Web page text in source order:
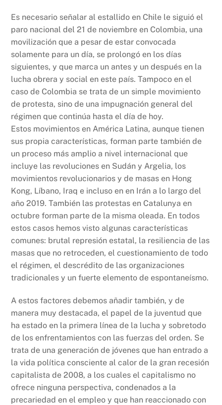
Es necesario señalar al estallido en Chile le siguió el
paro nacional del 21 de noviembre en Colombia, una
movilización que a pesar de estar convocada
solamente para un día, se prolongó en los días
siguientes, y que marca un antes y un después en la
lucha obrera y social en este país. Tampoco en el
caso de Colombia se trata de un simple movimiento
de protesta, sino de una impugnación general del
régimen que continúa hasta el día de hoy.
Estos movimientos en América Latina, aunque tienen
sus propia características, forman parte también de
un proceso más amplio a nivel internacional que
incluye las revoluciones en Sudán y Argelia, los
movimientos revolucionarios y de masas en Hong
Kong, Líbano, Iraq e incluso en en Irán a lo largo del
año 2019. También las protestas en Catalunya en
octubre forman parte de la misma oleada. En todos
estos casos hemos visto algunas características
comunes: brutal represión estatal, la resiliencia de las
masas que no retroceden, el cuestionamiento de todo
el régimen, el descrédito de las organizaciones
tradicionales y un fuerte elemento de espontaneísmo.
A estos factores debemos añadir también, y de
manera muy destacada, el papel de la juventud que
ha estado en la primera línea de la lucha y sobretodo
de los enfrentamientos con las fuerzas del orden. Se
trata de una generación de jóvenes que han entrado a
la vida política consciente al calor de la gran recesión
capitalista de 2008, a los cuales el capitalismo no
ofrece ninguna perspectiva, condenados a la
precariedad en el empleo y que han reaccionado con